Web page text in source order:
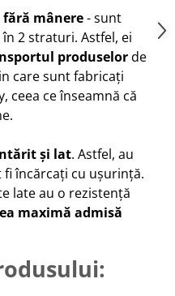
fără mânere- sunt
2 straturi. Astfel, ei
produselorde
care sunt fabricați
ceea ce înseamnă că
și lat. Astfel, au
încărcați cu ușurință.
late au o rezistență
maximă admisă